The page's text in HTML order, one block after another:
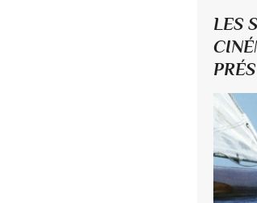
LES
PRÉS